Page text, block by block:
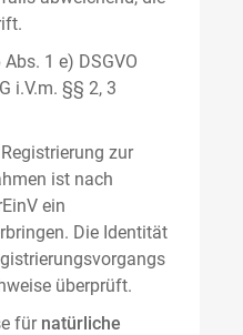
Abs. 1 e) DSGVO
i.V.m. §§ 2, 3
zur
ist nach
ein
Die Identität
überprüft.
für natürliche